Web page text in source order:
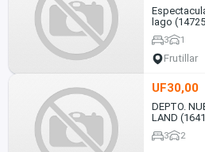
lago
3 1
Frutillar
UF30,00
DEPTO.
LAND
3 2